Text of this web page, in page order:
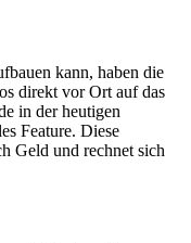
kann, haben die
direkt vor Ort auf das
in der heutigen
Feature. Diese
Geld und rechnet sich